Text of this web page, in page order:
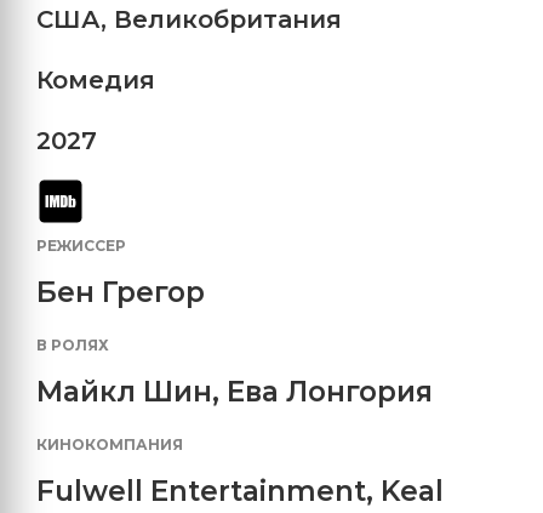
США, Великобритания
Комедия
2027
РЕЖИССЕР
Бен Грегор
В РОЛЯХ
Майкл Шин, Ева Лонгория
КИНОКОМПАНИЯ
Fulwell Entertainment, Keal